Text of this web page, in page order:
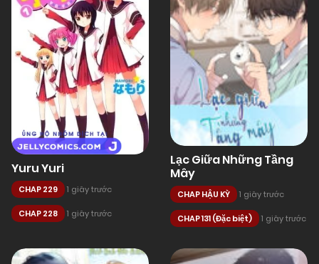
Yuru Yuri
CHAP 229 1 giây trước
CHAP 228 1 giây trước
Lạc Giữa Những Tầng
Mây
CHAP HẬU KỲ 1 giây trước
CHAP 131 (Đặc biệt) 1 giây trước